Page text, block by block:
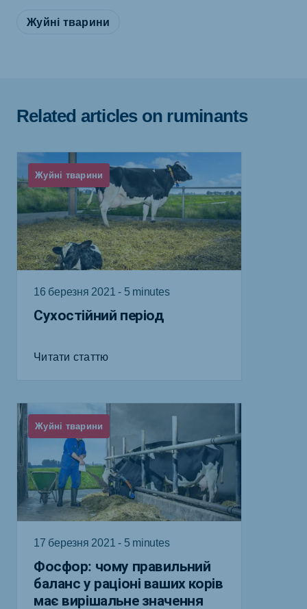
Жуйні тварини
Related articles on ruminants
Жуйні тварини
16 березня 2021 - 5 minutes
Сухостійний період
Читати статтю
Жуйні тварини
17 березня 2021 - 5 minutes
Фосфор: чому правильний
баланс у раціоні ваших корів
має вирішальне значення